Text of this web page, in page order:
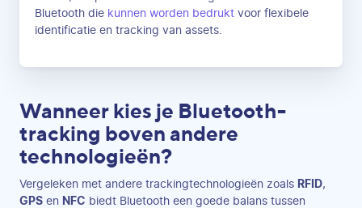
Bluetooth die kunnen worden bedrukt voor flexibele
identificatie en tracking van assets.
Wanneer kies je Bluetooth-
tracking boven andere
technologieën?
Vergeleken met andere trackingtechnologieën zoals RFID,
GPS en NFC biedt Bluetooth een goede balans tussen